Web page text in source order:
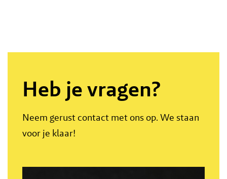
Heb je vragen?
Neem gerust contact met ons op. We staan
voor je klaar!